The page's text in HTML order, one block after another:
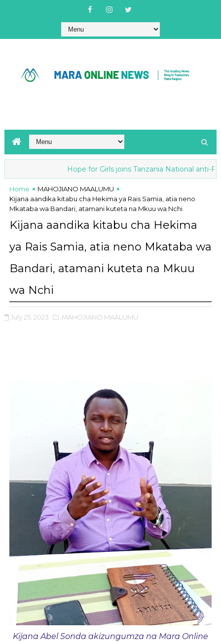
Hope for Girls joins Tanzania National anti-FGM
Home
MAHOJIANO MAALUMU
Kijana aandika kitabu cha Hekima ya Rais Samia, atia neno
Mkataba wa Bandari, atamani kuteta na Mkuu wa Nchi
Kijana aandika kitabu cha Hekima
ya Rais Samia, atia neno Mkataba wa
Bandari, atamani kuteta na Mkuu
wa Nchi
July 25, 2023 ,MAHOJIANO MAALUMU
Kijana Abel Sonda akizungumza na Mara Online